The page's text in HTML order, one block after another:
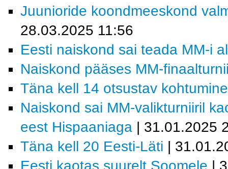
Juunioride koondmeeskond
28.03.2025 11:56
Eesti naiskond sai teada MM-i
Naiskond pääses MM-
Täna kell 14 otsustav
Naiskond sai MM-valikturniiril
eest Hispaaniaga | 31.01.2025
Täna kell 20 Eesti-Läti |
Eesti kaotas suurelt Soomele |